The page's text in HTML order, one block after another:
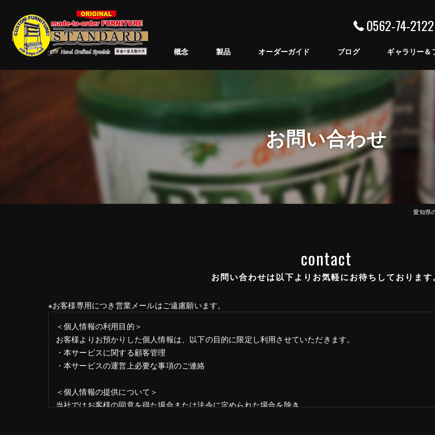
0562-74-2122
概念 製品
SHELF
TABLES
DRAWERS
TV-BOAD
オーダーガイド
既存商品のサイズ変更
仕様・サイズ変更
ブログ ギャラリー＆
お問い合わせ
愛知県
お問い合わせは以下よりお気軽にお待ちしております
contact
※お客様専用につき営業メールはご遠慮願います。
＜個人情報の利用目的＞
お客様よりお預かりした個人情報は、以下の目的に限定し利用させていただきます。
・本サービスに関する顧客管理
・本サービスの運営上必要な事項のご連絡
＜個人情報の提供について＞
当社ではお客様の同意を得た場合または法令に定められた場合を除き、